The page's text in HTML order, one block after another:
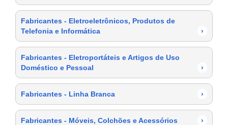
Fabricantes - Eletroeletrônicos, Produtos de
Telefonia e Informática
›
Fabricantes - Eletroportáteis e Artigos de Uso
Doméstico e Pessoal
›
Fabricantes - Linha Branca ›
Fabricantes - Móveis, Colchões e Acessórios ›